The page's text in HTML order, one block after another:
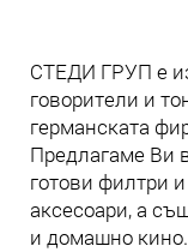
СТЕДИ ГРУП е
говорители и
германската
Предлагаме Ви
готови филтри
аксесоари, а
и домашно кино.